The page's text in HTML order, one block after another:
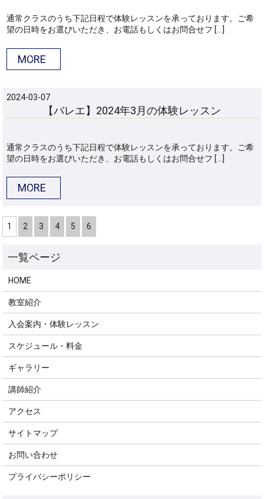
通常クラスのうち下記日程で体験レッスンを承っております。ご希
望の日時をお選びいただき、お電話もしくはお問合せフ […]
MORE
2024-03-07
【バレエ】2024年3月の体験レッスン
通常クラスのうち下記日程で体験レッスンを承っております。ご希
望の日時をお選びいただき、お電話もしくはお問合せフ […]
MORE
1 2 3 4 5 6
HOME
教室紹介
入会案内・体験レッスン
スケジュール・料金
ギャラリー
講師紹介
アクセス
サイトマップ
お問い合わせ
プライバシーポリシー